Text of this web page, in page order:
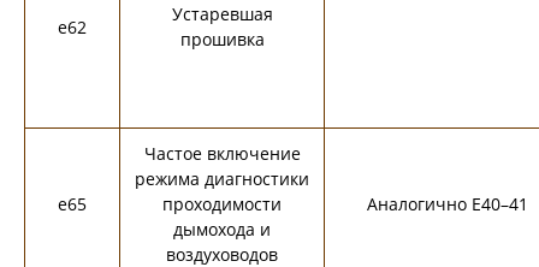
e62
Устаревшая
прошивка
e65
Частое включение
режима диагностики
проходимости
дымохода и
воздуховодов
Аналогично E40–41